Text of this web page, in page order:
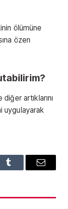
ölümüne
özen
artıklarını
uygulayarak
Tumblr Email